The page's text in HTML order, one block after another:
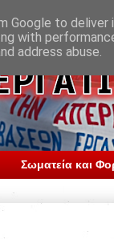
Σωματεία και
Google to
with
address abuse.